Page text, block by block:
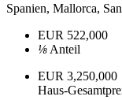
Spanien, Mallorca,
EUR 522,000
⅛ Anteil
EUR 3,250,000
Haus-